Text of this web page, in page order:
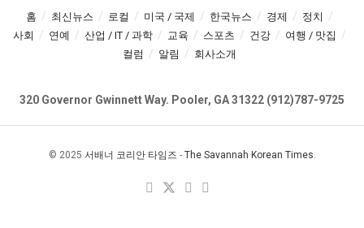
홈 최신뉴스 로컬 미국 / 국제 한국뉴스 경제
정치
사회
연예 산업 / IT / 과학 교육 스포츠 건강
여행 / 맛집
컬럼
알림 회사소개
320 Governor Gwinnett Way. Pooler, GA 31322 (912)787-9725
© 2025 서배너 코리안 타임즈 - The Savannah Korean Times